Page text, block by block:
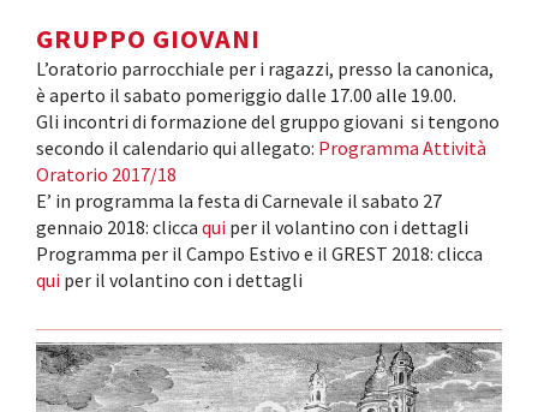
GRUPPO GIOVANI
L’oratorio parrocchiale per i ragazzi, presso la canonica,
è aperto il sabato pomeriggio dalle 17.00 alle 19.00.
Gli incontri di formazione del gruppo giovani si tengono
secondo il calendario qui allegato: Programma Attività
Oratorio 2017/18
E’ in programma la festa di Carnevale il sabato 27
gennaio 2018: clicca qui per il volantino con i dettagli
Programma per il Campo Estivo e il GREST 2018: clicca
qui per il volantino con i dettagli